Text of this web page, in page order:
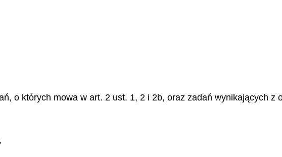
o których mowa w art. 2 ust. 1, 2 i 2b, oraz zadań wynikających z